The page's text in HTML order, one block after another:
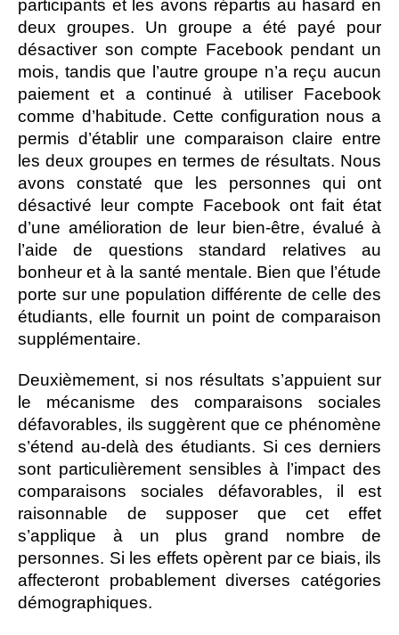
participants et les avons répartis au hasard en
deux groupes. Un groupe a été payé pour
désactiver son compte Facebook pendant un
mois, tandis que l’autre groupe n’a reçu aucun
paiement et a continué à utiliser Facebook
comme d’habitude. Cette configuration nous a
permis d’établir une comparaison claire entre
les deux groupes en termes de résultats. Nous
avons constaté que les personnes qui ont
désactivé leur compte Facebook ont fait état
d’une amélioration de leur bien-être, évalué à
l’aide de questions standard relatives au
bonheur et à la santé mentale. Bien que l’étude
porte sur une population différente de celle des
étudiants, elle fournit un point de comparaison
supplémentaire.
Deuxièmement, si nos résultats s’appuient sur
le mécanisme des comparaisons sociales
défavorables, ils suggèrent que ce phénomène
s’étend au-delà des étudiants. Si ces derniers
sont particulièrement sensibles à l’impact des
comparaisons sociales défavorables, il est
raisonnable de supposer que cet effet
s’applique à un plus grand nombre de
personnes. Si les effets opèrent par ce biais, ils
affecteront probablement diverses catégories
démographiques.